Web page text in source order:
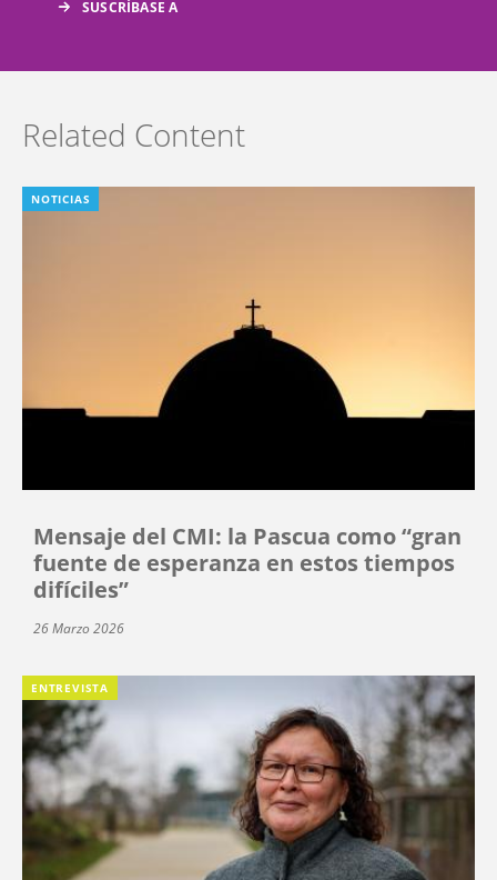
Related Content
NOTICIAS
Mensaje del CMI: la Pascua como “gran
fuente de esperanza en estos tiempos
difíciles”
26 Marzo 2026
ENTREVISTA